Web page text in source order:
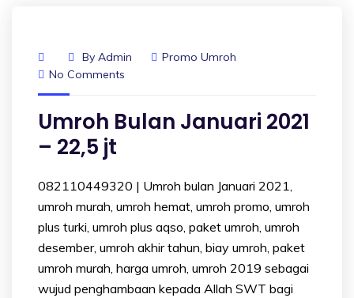
By Admin
Promo Umroh
No Comments
Umroh Bulan Januari 2021
– 22,5 jt
082110449320 | Umroh bulan Januari 2021,
umroh murah, umroh hemat, umroh promo, umroh
plus turki, umroh plus aqso, paket umroh, umroh
desember, umroh akhir tahun, biay umroh, paket
umroh murah, harga umroh, umroh 2019 sebagai
wujud penghambaan kepada Allah SWT bagi